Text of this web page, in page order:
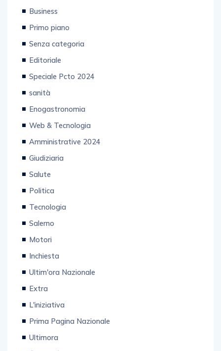
Business
Primo piano
Senza categoria
Editoriale
Speciale Pcto 2024
sanità
Enogastronomia
Web & Tecnologia
Amministrative 2024
Giudiziaria
Salute
Politica
Tecnologia
Salerno
Motori
Inchiesta
Ultim'ora Nazionale
Extra
L'iniziativa
Prima Pagina Nazionale
Ultimora